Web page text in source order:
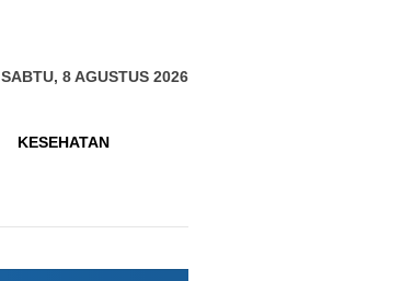
SABTU, 8 AGUSTUS 2026
KESEHATAN